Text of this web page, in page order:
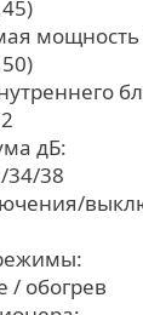
мощность
дБ:
34/38
/ обогрев